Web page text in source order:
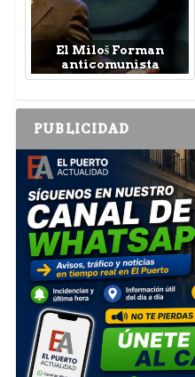
El Miloš Forman
anticomunista
PUBLICIDAD